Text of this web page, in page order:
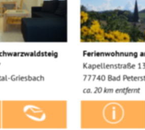
Griesbach
Ferienwohnung
Kapellenstraße
77740 Bad
ca. 20 km entfernt